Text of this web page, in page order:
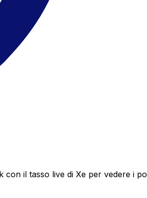
il tasso live di Xe per vedere i